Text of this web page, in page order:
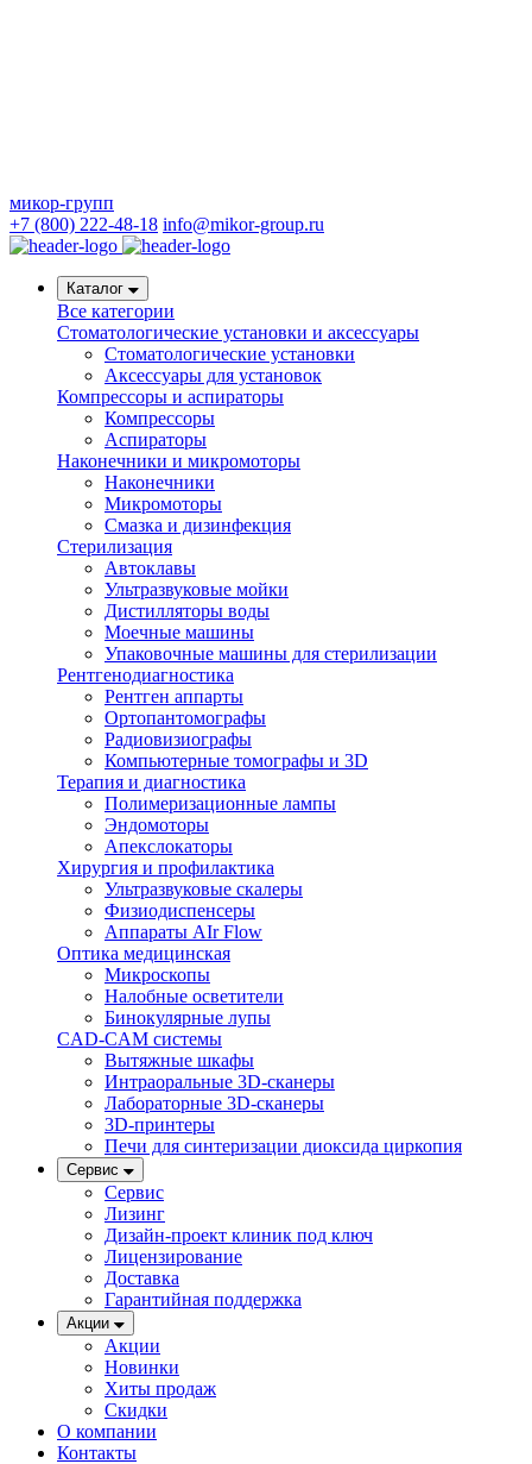
микор-групп
+7 (800) 222-48-18 info@mikor-group.ru
Каталог
Все категории
Стоматологические установки и аксессуары
Стоматологические установки
Аксессуары для установок
Компрессоры и аспираторы
Компрессоры
Аспираторы
Наконечники и микромоторы
Наконечники
Микромоторы
Смазка и дизинфекция
Стерилизация
Автоклавы
Ультразвуковые мойки
Дистилляторы воды
Моечные машины
Упаковочные машины для стерилизации
Рентгенодиагностика
Рентген аппарты
Ортопантомографы
Радиовизиографы
Компьютерные томографы и 3D
Терапия и диагностика
Полимеризационные лампы
Эндомоторы
Апекслокаторы
Хирургия и профилактика
Ультразвуковые скалеры
Физиодиспенсеры
Аппараты AIr Flow
Оптика медицинская
Микроскопы
Налобные осветители
Бинокулярные лупы
CAD-CAM системы
Вытяжные шкафы
Интраоральные 3D-сканеры
Лабораторные 3D-сканеры
3D-принтеры
Печи для синтеризации диоксида циркопия
Сервис
Сервис
Лизинг
Дизайн-проект клиник под ключ
Лицензирование
Доставка
Гарантийная поддержка
Акции
Акции
Новинки
Хиты продаж
Скидки
О компании
Контакты